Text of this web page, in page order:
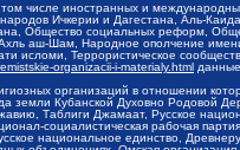
числе иностранных и
Ичкерии и Дагестана, Аль-
Общество социальных реформ,
аш-Шам, Народное ополчение
исломи, Террористическое
organizacii-i-materialy.html
организаций в отношении
земли Кубанской Духовно Родовой
Таблиги Джамаат, Русское
социалистическая рабочая
национальное единство,